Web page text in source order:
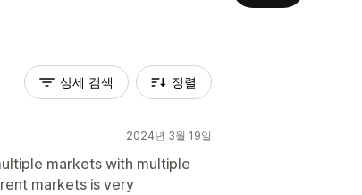
상세 검색 정렬
2024년 3월 19일
markets with multiple
markets is very